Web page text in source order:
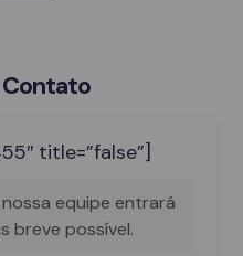
title=”false”]
equipe entrará
breve possível.